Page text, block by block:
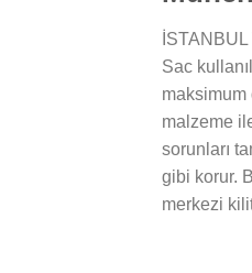
Sac
maksimum
malzeme
sorunları
gibi korur.
merkezi